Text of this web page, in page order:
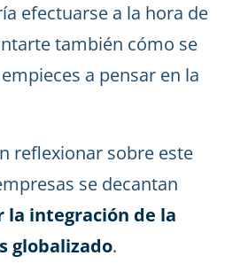
efectuarse a la hora de
también cómo se
a pensar en la
reflexionar sobre este
se decantan
integración de la
globalizado.